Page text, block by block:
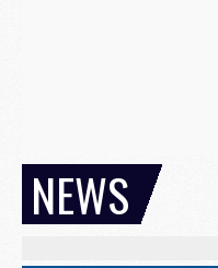
NEWS